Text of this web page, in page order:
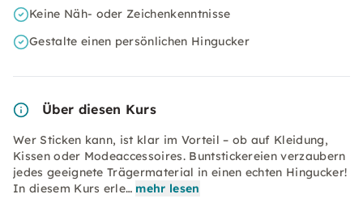
Keine Näh- oder Zeichenkenntnisse
Gestalte einen persönlichen Hingucker
Über diesen Kurs
Wer Sticken kann, ist klar im Vorteil – ob auf Kleidung,
Kissen oder Modeaccessoires. Buntstickereien verzaubern
jedes geeignete Trägermaterial in einen echten Hingucker!
In diesem Kurs erle… mehr lesen